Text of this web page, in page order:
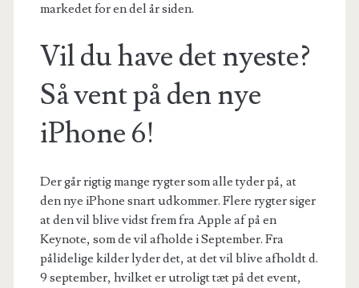
markedet for en del år siden.
Vil du have det nyeste?
Så vent på den nye
iPhone 6!
Der går rigtig mange rygter som alle tyder på, at
den nye iPhone snart udkommer. Flere rygter siger
at den vil blive vidst frem fra Apple af på en
Keynote, som de vil afholde i September. Fra
pålidelige kilder lyder det, at det vil blive afholdt d.
9 september, hvilket er utroligt tæt på det event,